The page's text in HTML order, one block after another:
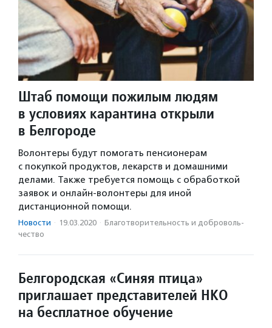
Штаб помощи пожилым людям
в условиях карантина открыли
в Белгороде
Волонтеры будут помогать пенсионерам
с покупкой продуктов, лекарств и домашними
делами. Также требуется помощь с обработкой
заявок и онлайн-волонтеры для иной
дистанционной помощи.
Новости · 19.03.2020 · Благотвори­тель­ность и доброволь­
чест­во
Белгородская «Синяя птица»
приглашает представителей НКО
на бесплатное обучение